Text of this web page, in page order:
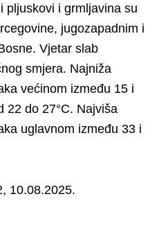
pljuskovi i grmljavina su
jugozapadnim i
Vjetar slab
smjera. Najniža
većinom između 15 i
22 do 27°C. Najviša
uglavnom između 33 i
10.08.2025.